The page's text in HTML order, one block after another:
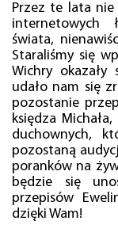
Przez te lata nie
internetowych
świata,
Staraliśmy się
Wichry
udało nam się
pozostanie
księdza
duchownych,
pozostaną
poranków na
będzie się
przepisów
dzięki Wam!